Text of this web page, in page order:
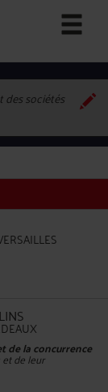
des sociétés
de la concurrence
de leur